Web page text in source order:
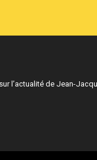
l’actualité de Jean-